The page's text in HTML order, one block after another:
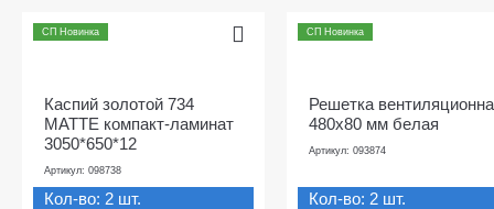
СП Новинка
Каспий золотой 734
МАТТЕ компакт-ламинат
3050*650*12
Артикул: 098738
Кол-во: 2 шт.
СП Новинка
Решетка
480х80 мм белая
Артикул: 093874
Кол-во: 2 шт.